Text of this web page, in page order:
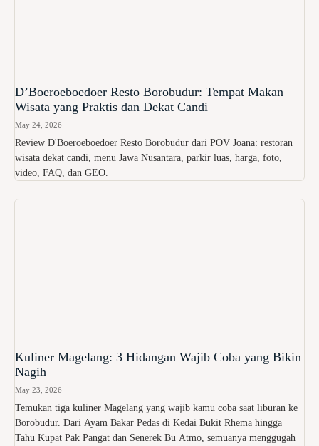
D’Boeroeboedoer Resto Borobudur: Tempat Makan
Wisata yang Praktis dan Dekat Candi
May 24, 2026
Review D'Boeroeboedoer Resto Borobudur dari POV Joana: restoran
wisata dekat candi, menu Jawa Nusantara, parkir luas, harga, foto,
video, FAQ, dan GEO.
Kuliner Magelang: 3 Hidangan Wajib Coba yang Bikin
Nagih
May 23, 2026
Temukan tiga kuliner Magelang yang wajib kamu coba saat liburan ke
Borobudur. Dari Ayam Bakar Pedas di Kedai Bukit Rhema hingga
Tahu Kupat Pak Pangat dan Senerek Bu Atmo, semuanya menggugah